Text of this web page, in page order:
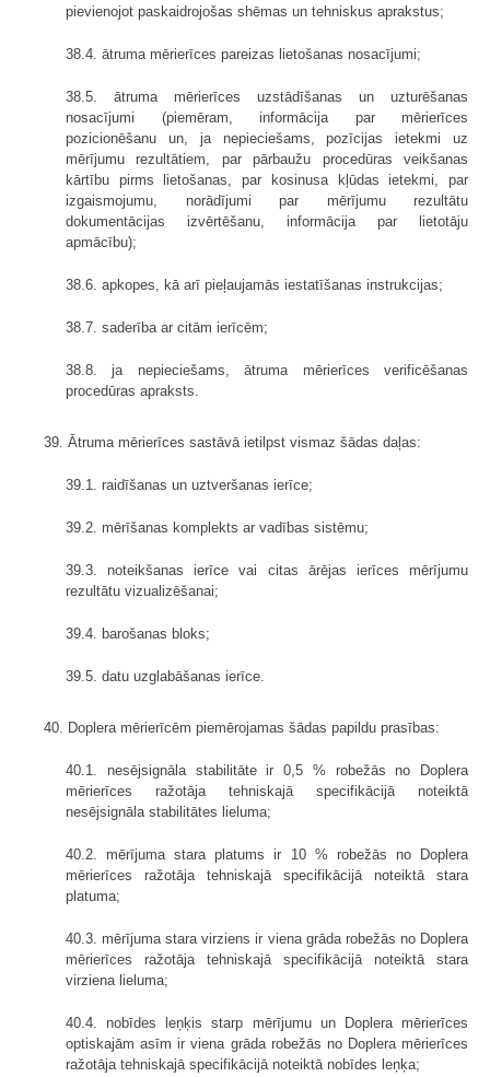
pievienojot paskaidrojošas shēmas un tehniskus aprakstus;
38.4. ātruma mērierīces pareizas lietošanas nosacījumi;
38.5. ātruma mērierīces uzstādīšanas un uzturēšanas
nosacījumi (piemēram, informācija par mērierīces
pozicionēšanu un, ja nepieciešams, pozīcijas ietekmi uz
mērījumu rezultātiem, par pārbaužu procedūras veikšanas
kārtību pirms lietošanas, par kosinusa kļūdas ietekmi, par
izgaismojumu, norādījumi par mērījumu rezultātu
dokumentācijas izvērtēšanu, informācija par lietotāju
apmācību);
38.6. apkopes, kā arī pieļaujamās iestatīšanas instrukcijas;
38.7. saderība ar citām ierīcēm;
38.8. ja nepieciešams, ātruma mērierīces verificēšanas
procedūras apraksts.
39. Ātruma mērierīces sastāvā ietilpst vismaz šādas daļas:
39.1. raidīšanas un uztveršanas ierīce;
39.2. mērīšanas komplekts ar vadības sistēmu;
39.3. noteikšanas ierīce vai citas ārējas ierīces mērījumu
rezultātu vizualizēšanai;
39.4. barošanas bloks;
39.5. datu uzglabāšanas ierīce.
40. Doplera mērierīcēm piemērojamas šādas papildu prasības:
40.1. nesējsignāla stabilitāte ir 0,5 % robežās no Doplera
mērierīces ražotāja tehniskajā specifikācijā noteiktā
nesējsignāla stabilitātes lieluma;
40.2. mērījuma stara platums ir 10 % robežās no Doplera
mērierīces ražotāja tehniskajā specifikācijā noteiktā stara
platuma;
40.3. mērījuma stara virziens ir viena grāda robežās no Doplera
mērierīces ražotāja tehniskajā specifikācijā noteiktā stara
virziena lieluma;
40.4. nobīdes leņķis starp mērījumu un Doplera mērierīces
optiskajām asīm ir viena grāda robežās no Doplera mērierīces
ražotāja tehniskajā specifikācijā noteiktā nobīdes leņķa;